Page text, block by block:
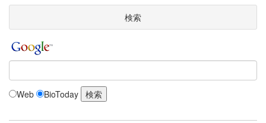
検索
Web BioToday